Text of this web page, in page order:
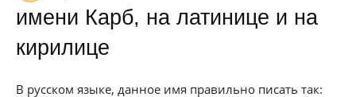
имени Карб, на латинице и на
кирилице
В русском языке, данное имя правильно писать так: